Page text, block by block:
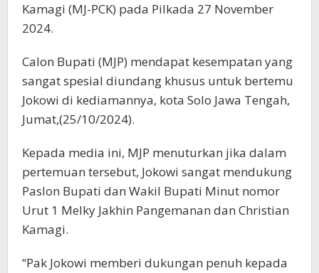
Kamagi (MJ-PCK) pada Pilkada 27 November
2024.
Calon Bupati (MJP) mendapat kesempatan yang
sangat spesial diundang khusus untuk bertemu
Jokowi di kediamannya, kota Solo Jawa Tengah,
Jumat,(25/10/2024).
Kepada media ini, MJP menuturkan jika dalam
pertemuan tersebut, Jokowi sangat mendukung
Paslon Bupati dan Wakil Bupati Minut nomor
Urut 1 Melky Jakhin Pangemanan dan Christian
Kamagi.
“Pak Jokowi memberi dukungan penuh kepada